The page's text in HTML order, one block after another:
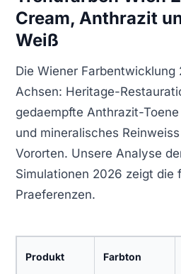
Cream, Anthrazit
Weiß
Die Wiener Farbentwicklung
Achsen: Heritage-
gedaempfte Anthrazit-
und mineralisches
Vororten. Unsere Analyse
Simulationen 2026 zeigt die
Praeferenzen.
Produkt Farbton